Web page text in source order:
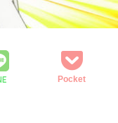
Pocket